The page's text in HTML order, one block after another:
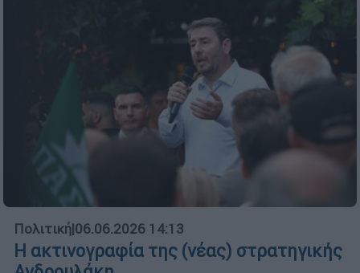
Πολιτική|06.06.2026 14:13
Η ακτινογραφία της (νέας) στρατηγικής